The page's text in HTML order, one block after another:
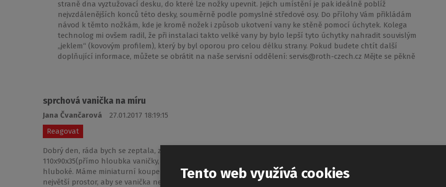
straně dna vyztužovací desku, do které lze nožky upevnit. Jejich umístění je pak ideálně poblíž
nejvzdálenějších konců této desky, souměrně podle pomyslné středové osy. Do přílohy Vám přikládám
návod k těmto nožkám, kde je kromě nožek i způsob ukotvení vany ke stěně pomocí úchytek. Kolega
technolog mi ovšem radil, že při instalaci takto velké vany by bylo lepší tyto úchytky nahradit souvislým
„jeklem“ (kovovým profilem), který by byl oporou pro celou délku strany. Pokud budete chtít další
doplňující informace, můžete se obrátit na naše servisní oddělení: servis@roth-czech.cz Mějte se pěkně
sprchová vanička na míru
Jana Čvančarová
27.01.2017 18:19:15
Reagovat
Dobrý den, ráda bych se zeptala, zda by šlo vyrobit sprchovou vaničku na míru. Nejlépe rozměr
110x90x35(přímo hloubka vaničky, klidně o něco víc by bylo fajn)... Veškeré sprchové vaničky jsou totiž málo
hluboké. Máme miniaturní koupelnu a rádi bychom, aby se děti měly i tak kde koupat. Rádi bychom totiž co
největší prostor, aby se vanička nezužovala jako klasické vany. Děkuji, Čvančarová
Tento web využívá cookies